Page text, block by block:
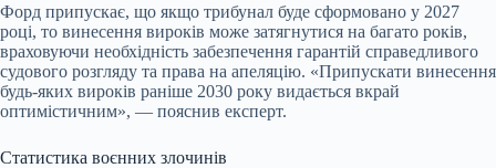
Форд припускає, що якщо трибунал буде сформовано у 2027
році, то винесення вироків може затягнутися на багато років,
враховуючи необхідність забезпечення гарантій справедливого
судового розгляду та права на апеляцію. «Припускати винесення
будь-яких вироків раніше 2030 року видається вкрай
оптимістичним», — пояснив експерт.
Статистика воєнних злочинів